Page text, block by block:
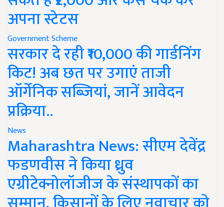
अपना स्टेटस
Government Scheme
सरकार दे रही ₹10,000 की गार्डनिंग
किट! अब छत पर उगाएं ताजी
ऑर्गेनिक सब्जियां, जानें आवेदन
प्रक्रिया..
News
Maharashtra News: सीएम देवेंद्र
फडणवीस ने किया ध्रुव
एग्रीटेक्नोलॉजीज के संस्थापकों का